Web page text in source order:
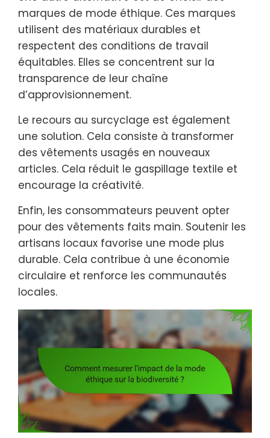
marques de mode éthique. Ces marques
utilisent des matériaux durables et
respectent des conditions de travail
équitables. Elles se concentrent sur la
transparence de leur chaîne
d’approvisionnement.
Le recours au surcyclage est également
une solution. Cela consiste à transformer
des vêtements usagés en nouveaux
articles. Cela réduit le gaspillage textile et
encourage la créativité.
Enfin, les consommateurs peuvent opter
pour des vêtements faits main. Soutenir les
artisans locaux favorise une mode plus
durable. Cela contribue à une économie
circulaire et renforce les communautés
locales.